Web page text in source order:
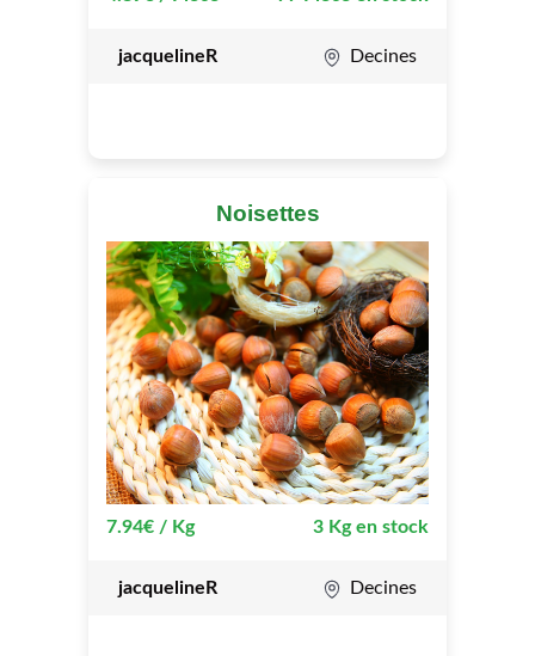
jacquelineR Decines
Noisettes
7.94€ / Kg 3 Kg en stock
jacquelineR Decines